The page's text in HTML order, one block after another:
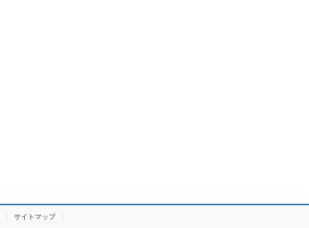
サイトマップ